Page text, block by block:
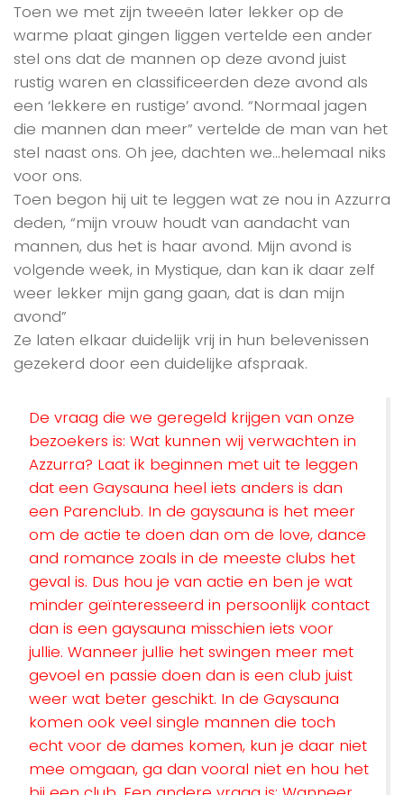
Toen we met zijn tweeën later lekker op de
warme plaat gingen liggen vertelde een ander
stel ons dat de mannen op deze avond juist
rustig waren en classificeerden deze avond als
een ‘lekkere en rustige’ avond. “Normaal jagen
die mannen dan meer” vertelde de man van het
stel naast ons. Oh jee, dachten we…helemaal niks
voor ons.
Toen begon hij uit te leggen wat ze nou in Azzurra
deden, “mijn vrouw houdt van aandacht van
mannen, dus het is haar avond. Mijn avond is
volgende week, in Mystique, dan kan ik daar zelf
weer lekker mijn gang gaan, dat is dan mijn
avond”
Ze laten elkaar duidelijk vrij in hun belevenissen
gezekerd door een duidelijke afspraak.
De vraag die we geregeld krijgen van onze
bezoekers is: Wat kunnen wij verwachten in
Azzurra? Laat ik beginnen met uit te leggen
dat een Gaysauna heel iets anders is dan
een Parenclub. In de gaysauna is het meer
om de actie te doen dan om de love, dance
and romance zoals in de meeste clubs het
geval is. Dus hou je van actie en ben je wat
minder geïnteresseerd in persoonlijk contact
dan is een gaysauna misschien iets voor
jullie. Wanneer jullie het swingen meer met
gevoel en passie doen dan is een club juist
weer wat beter geschikt. In de Gaysauna
komen ook veel single mannen die toch
echt voor de dames komen, kun je daar niet
mee omgaan, ga dan vooral niet en hou het